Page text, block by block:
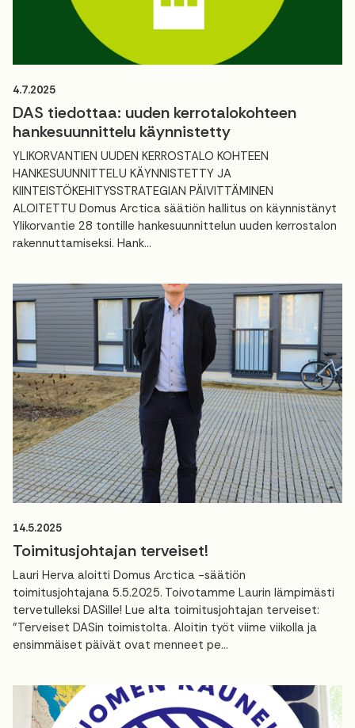
4.7.2025
DAS tiedottaa: uuden kerrotalokohteen
hankesuunnittelu käynnistetty
YLIKORVANTIEN UUDEN KERROSTALO KOHTEEN
HANKESUUNNITTELU KÄYNNISTETTY JA
KIINTEISTÖKEHITYSSTRATEGIAN PÄIVITTÄMINEN
ALOITETTU Domus Arctica säätiön hallitus on käynnistänyt
Ylikorvantie 28 tontille hankesuunnittelun uuden kerrostalon
rakennuttamiseksi. Hank...
14.5.2025
Toimitusjohtajan terveiset!
Lauri Herva aloitti Domus Arctica -säätiön
toimitusjohtajana 5.5.2025. Toivotamme Laurin lämpimästi
tervetulleksi DASille! Lue alta toimitusjohtajan terveiset:
"Terveiset DASin toimistolta. Aloitin työt viime viikolla ja
ensimmäiset päivät ovat menneet pe...